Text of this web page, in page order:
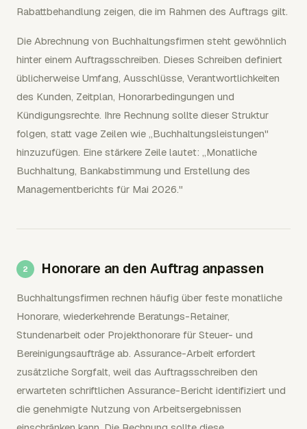
Rabattbehandlung zeigen, die im Rahmen des Auftrags gilt.
Die Abrechnung von Buchhaltungsfirmen steht gewöhnlich
hinter einem Auftragsschreiben. Dieses Schreiben definiert
üblicherweise Umfang, Ausschlüsse, Verantwortlichkeiten
des Kunden, Zeitplan, Honorarbedingungen und
Kündigungsrechte. Ihre Rechnung sollte dieser Struktur
folgen, statt vage Zeilen wie „Buchhaltungsleistungen"
hinzuzufügen. Eine stärkere Zeile lautet: „Monatliche
Buchhaltung, Bankabstimmung und Erstellung des
Managementberichts für Mai 2026."
Honorare an den Auftrag anpassen
Buchhaltungsfirmen rechnen häufig über feste monatliche
Honorare, wiederkehrende Beratungs-Retainer,
Stundenarbeit oder Projekthonorare für Steuer- und
Bereinigungsaufträge ab. Assurance-Arbeit erfordert
zusätzliche Sorgfalt, weil das Auftragsschreiben den
erwarteten schriftlichen Assurance-Bericht identifiziert und
die genehmigte Nutzung von Arbeitsergebnissen